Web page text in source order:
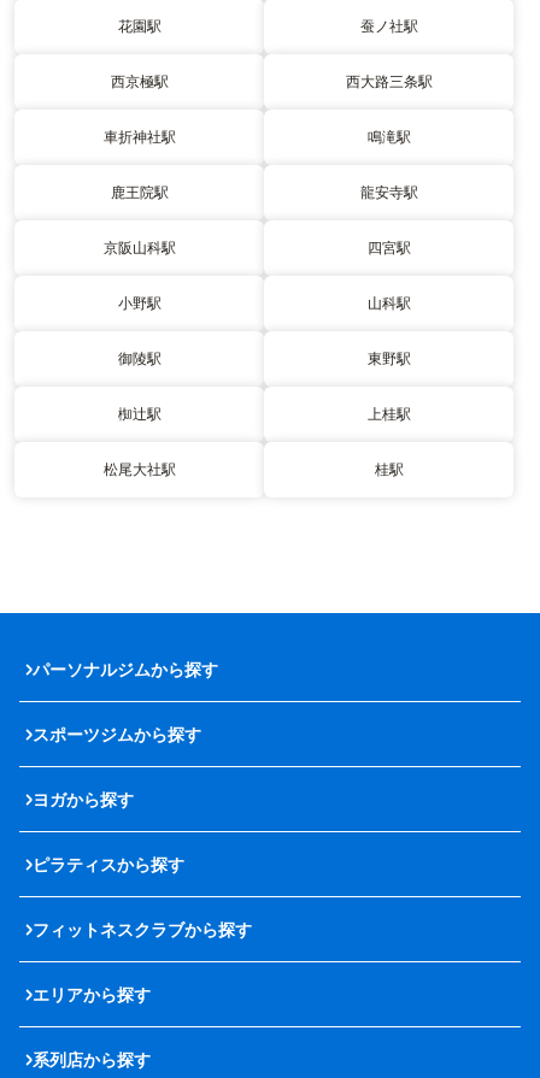
花園駅 蚕ノ社駅
西京極駅 西大路三条駅
車折神社駅 鳴滝駅
鹿王院駅 龍安寺駅
京阪山科駅 四宮駅
小野駅 山科駅
御陵駅 東野駅
椥辻駅 上桂駅
松尾大社駅 桂駅
パーソナルジムから探す
スポーツジムから探す
ヨガから探す
ピラティスから探す
フィットネスクラブから探す
エリアから探す
系列店から探す